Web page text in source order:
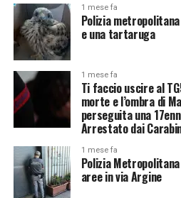
1 mese fa
Polizia
e una tartaruga
1 mese fa
Ti faccio uscire al
morte e l’ombra di
perseguita una
Arrestato dai
1 mese fa
Polizia
aree in via Argine